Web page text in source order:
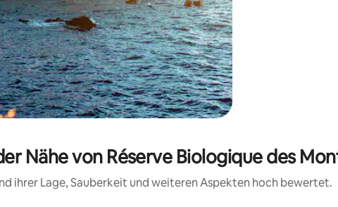
Nähe von Réserve Biologique des
ihrer Lage, Sauberkeit und weiteren Aspekten hoch bewertet.